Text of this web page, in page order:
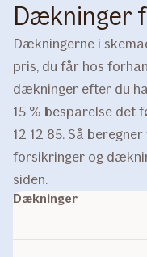
Dækninger
Dækningerne i
pris, du får hos
dækninger efter du
15 % besparelse det
12 12 85. Så
forsikringer og
siden.
Dækninger